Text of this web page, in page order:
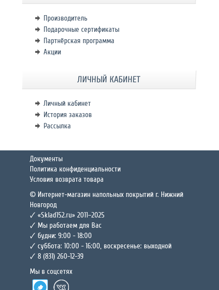
Производитель
Подарочные сертификаты
Партнёрская программа
Акции
ЛИЧНЫЙ КАБИНЕТ
Личный кабинет
История заказов
Рассылка
Документы
Политика конфиденциальности
Условия возврата товара
© Интернет-магазин напольных покрытий г. Нижний
Новгород
🗸 «Sklad152.ru» 2011–2025
🗸 Мы работаем для Вас
🗸 будни: 9:00 - 18:00
🗸 суббота: 10:00 - 16:00, воскресенье: выходной
🗸 8 (831) 260-12-39
Мы в соцсетях